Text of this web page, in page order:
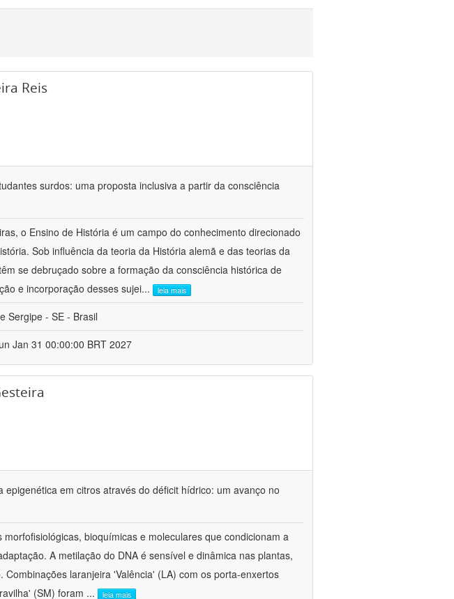
Reis
surdos: uma proposta inclusiva a partir da consciência
o Ensino de História é um campo do conhecimento direcionado
Sob influência da teoria da História alemã e das teorias da
se debruçado sobre a formação da consciência histórica de
e incorporação desses sujei... leia mais
Sergipe - SE - Brasil
Jan 31 00:00:00 BRT 2027
epigenética em citros através do déficit hídrico: um avanço no
bioquímicas e moleculares que condicionam a
A metilação do DNA é sensível e dinâmica nas plantas,
laranjeira 'Valência' (LA) com os porta-enxertos
(SM) foram ... leia mais